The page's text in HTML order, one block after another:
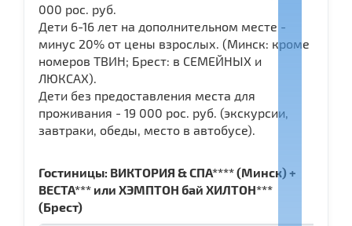
000 рос. руб.
Дети 6-16 лет на дополнительном месте -
минус 20% от цены взрослых. (Минск: кроме
номеров ТВИН; Брест: в СЕМЕЙНЫХ и
ЛЮКСАХ).
Дети без предоставления места для
проживания - 19 000 рос. руб. (экскурсии,
завтраки, обеды, место в автобусе).
Гостиницы: ВИКТОРИЯ & СПА**** (Минск) +
ВЕСТА*** или ХЭМПТОН бай ХИЛТОН***
(Брест)